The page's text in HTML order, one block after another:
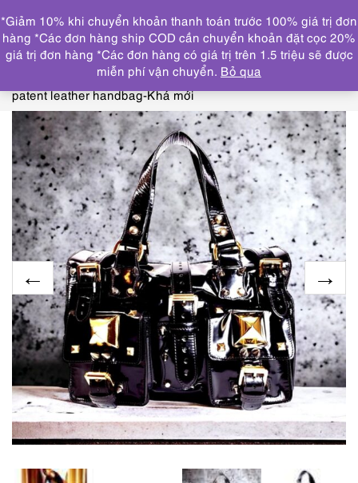
DANH MỤC
Trang chủ THƯƠNG HIỆU NỔI BẬT
OTHERS
4005-Túi xách nữ/nam-MULBERRY Roxanne
patent leather handbag-Khá mới
*Giảm 10% khi chuyển khoản thanh toán trước 100% giá trị đơn
hàng *Các đơn hàng ship COD cần chuyển khoản đặt cọc 20%
giá trị đơn hàng *Các đơn hàng có giá trị trên 1.5 triệu sẽ được
miễn phí vận chuyển. Bỏ qua